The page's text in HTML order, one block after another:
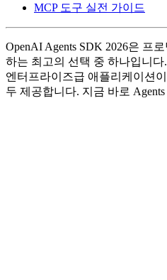
MCP 도구 실전 가이드
OpenAI Agents SDK 2026은 프
하는 최고의 선택 중 하나입니
엔터프라이즈급 애플리케이션
두 제공합니다. 지금 바로